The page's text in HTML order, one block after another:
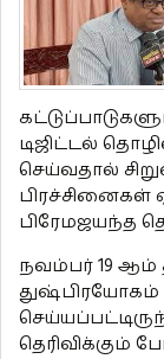
டிஜிட்டல்
செய்வதால்
பிரச்சினைகள்
பிரேமஜயந்த
நவம்பர் 19 ஆம்
துஷ்பிரயோகம்
தெரிவிக்கும்